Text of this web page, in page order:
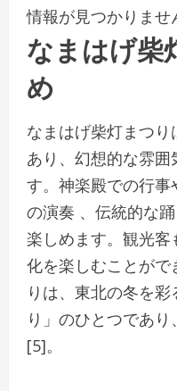
情報が見つかりませ
なまはげ柴
め
なまはげ柴灯まつ
あり、幻想的な雰
す。神楽殿での行
の演奏 、伝統的な
楽しめます。観光
化を楽しむことが
りは、東北の冬を
り」のひとつであ
[5]。